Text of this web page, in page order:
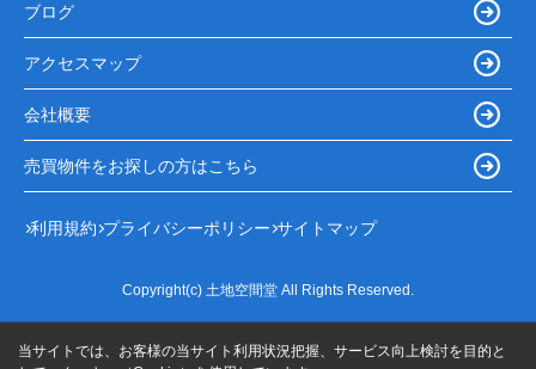
ブログ
アクセスマップ
会社概要
売買物件をお探しの方はこちら
利用規約 プライバシーポリシー サイトマップ
Copyright(c) 土地空間堂 All Rights Reserved.
当サイトでは、お客様の当サイト利用状況把握、サービス向上検討を目的と